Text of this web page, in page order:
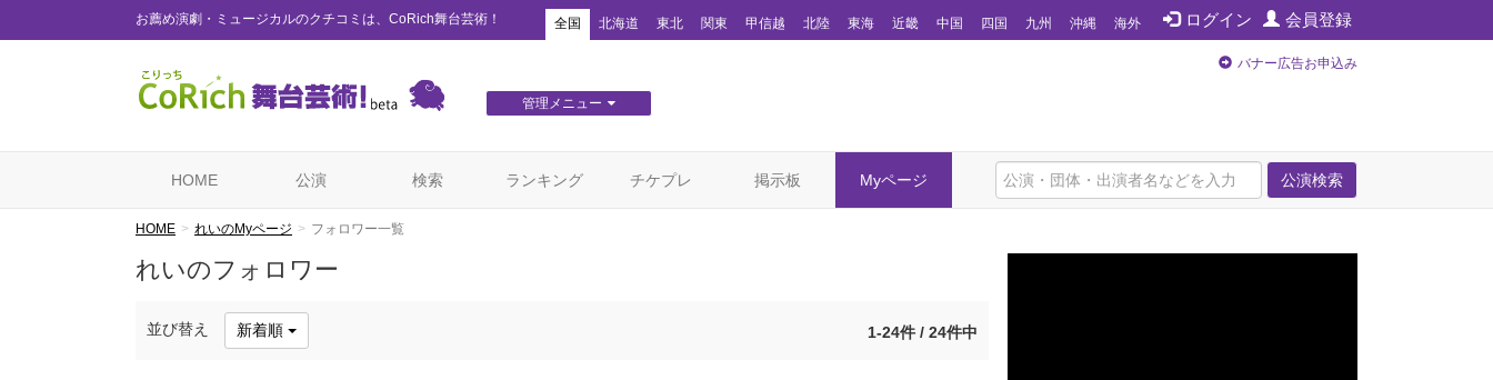
お薦め演劇・ミュージカルのクチコミは、CoRich舞台芸術！ ログイン 会員登録
全国 北海道 東北 関東 甲信越 北陸 東海 近畿 中国 四国 九州 沖縄 海外
管理メニュー
バナー広告お申込み
公演検索
HOME 公演 検索 ランキング チケプレ 掲示板 Myページ
HOME れいのMyページ フォロワー一覧
れいのフォロワー
並び替え 新着順 1-24件 / 24件中